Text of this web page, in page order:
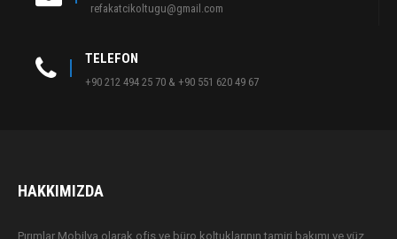
refakatcikoltugu@gmail.com
TELEFON
+90 212 494 25 70 & +90 551 620 49 67
HAKKIMIZDA
Pırımlar Mobilya olarak ofis ve büro koltuklarının tamiri bakımı ve yüz